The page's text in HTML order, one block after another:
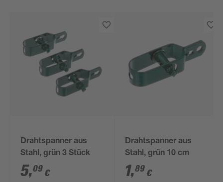
Drahtspanner aus
Stahl, grün 3 Stück
5,09 €
Drahtspanner aus
Stahl, grün 10 cm
1,89 €